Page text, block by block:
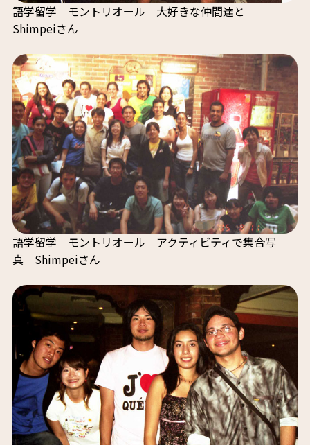
語学留学 モントリオール 大好きな仲間達と
Shimpeiさん
語学留学 モントリオール アクティビティで集合写
真 Shimpeiさん